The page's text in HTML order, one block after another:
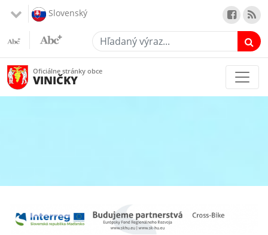
Slovenský
Hľadaný výraz...
Oficiálne stránky obce
VINIČKY